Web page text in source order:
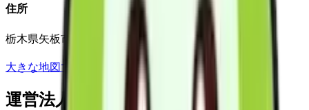
住所
栃木県矢板市末広町11-6
大きな地図で見る
運営法人